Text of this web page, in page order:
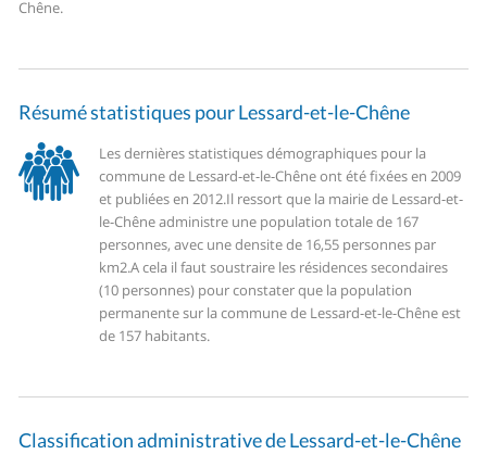
Chêne.
Résumé statistiques pour Lessard-et-le-Chêne
Les dernières statistiques démographiques pour la
commune de Lessard-et-le-Chêne ont été fixées en 2009
et publiées en 2012.Il ressort que la mairie de Lessard-et-
le-Chêne administre une population totale de 167
personnes, avec une densite de 16,55 personnes par
km2.A cela il faut soustraire les résidences secondaires
(10 personnes) pour constater que la population
permanente sur la commune de Lessard-et-le-Chêne est
de 157 habitants.
Classification administrative de Lessard-et-le-Chêne